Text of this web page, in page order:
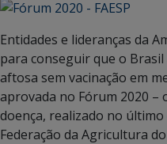
Entidades e lideranças da
para conseguir que o
aftosa sem vacinação em
aprovada no Fórum 2020 –
doença, realizado no
Federação da Agricultura